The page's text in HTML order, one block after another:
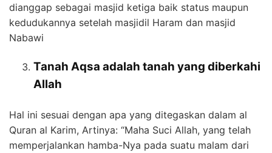
dianggap sebagai masjid ketiga baik status maupun
kedudukannya setelah masjidil Haram dan masjid
Nabawi
Tanah Aqsa adalah tanah yang diberkahi
Allah
Hal ini sesuai dengan apa yang ditegaskan dalam al
Quran al Karim, Artinya: “Maha Suci Allah, yang telah
memperjalankan hamba-Nya pada suatu malam dari